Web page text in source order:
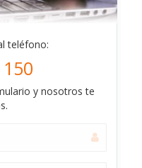
teléfono:
y nosotros te